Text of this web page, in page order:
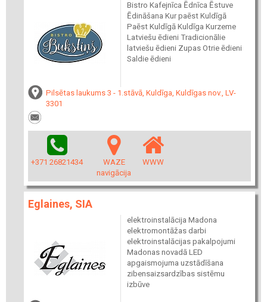
Bistro Kafejnīca Ēdnīca Ēstuve
Ēdināšana Kur paēst Kuldīgā
Paēst Kuldīgā Kuldīga Kurzeme
Latviešu ēdieni Tradicionālie
latviešu ēdieni Zupas Otrie ēdieni
Saldie ēdieni
Pilsētas laukums 3 - 1.stāvā, Kuldīga, Kuldīgas nov., LV-
3301
+371 26821434
WAZE
navigācija
WWW
Eglaines, SIA
elektroinstalācija Madona
elektromontāžas darbi
elektroinstalācijas pakalpojumi
Madonas novadā LED
apgaismojuma uzstādīšana
zibensaizsardzības sistēmu
izbūve